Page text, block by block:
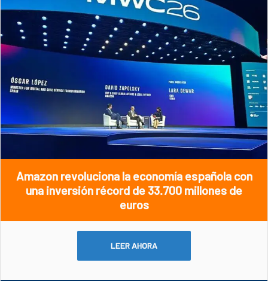
Amazon revoluciona la economía española con
una inversión récord de 33.700 millones de
euros
LEER AHORA